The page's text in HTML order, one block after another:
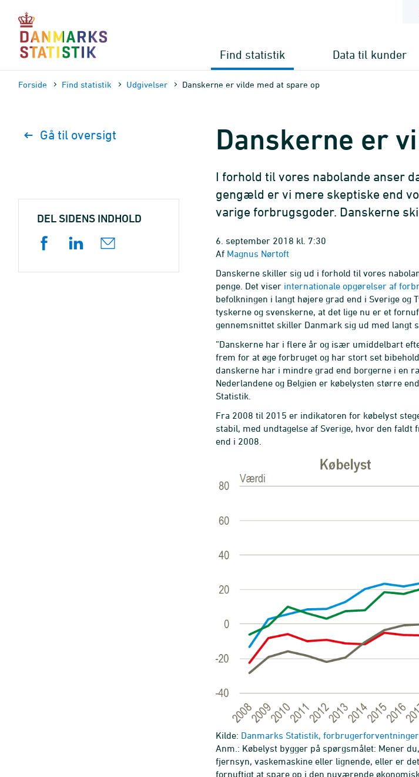
sidens
indhold
Find statistik Data til kunder
Forside Find statistik Udgivelser Danskerne er vilde med at spare op
Danskerne er
I forhold til vores nabolande anser
gengæld er vi mere skeptiske end
varige forbrugsgoder. Danskerne
6. september 2018 kl. 7:30
Af Magnus Nørtoft
Danskerne skiller sig ud i forhold til vores
penge. Det viser internationale opgørelser af
befolkningen i langt højere grad end i Sverige
tyskerne og svenskerne, at det lige nu er et
gennemsnittet skiller Danmark sig ud med langt
”Danskerne har i flere år og især umiddelbart
frem for at øge forbruget og har stort set
danskerne har i mindre grad end borgerne i en
Nederlandene og Belgien er købelysten større
Statistik.
Fra 2008 til 2015 er indikatoren for købelyst
stabil, med undtagelse af Sverige, hvor den
end i 2008.
Kilde: Danmarks Statistik,
Anm.: Købelyst bygger på spørgsmålet: Mener
fjernsyn, vaskemaskine eller lignende, eller er
fornuftigt at spare op i den nuværende
Gå til oversigt
DEL SIDENS INDHOLD